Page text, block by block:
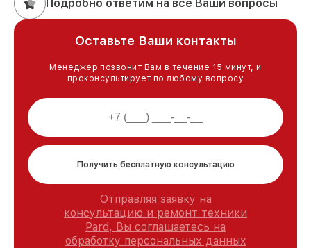
Подробно ответим на все Ваши вопросы
Оставьте Ваши контакты
Менеджер позвонит Вам в течение 15 минут, и
проконсультирует по любому вопросу
Получить бесплатную консультацию
Отправляя заявку на
консультацию и ремонт техники
Pard, Вы соглашаетесь на
обработку персональных данных